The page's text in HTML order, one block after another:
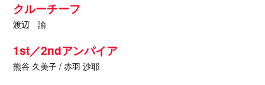
クルーチーフ
渡辺 諭
1st／2ndアンパイア
熊谷 久美子 / 赤羽 沙耶